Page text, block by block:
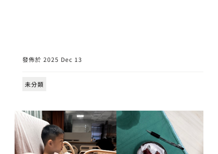
發佈於 2025 Dec 13
未分類